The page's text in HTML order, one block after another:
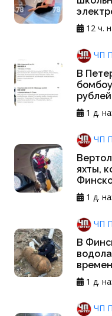
12 ч.
ЧП
В
1 д.
ЧП
яхты,
1 д.
ЧП
В
1 д.
ЧП